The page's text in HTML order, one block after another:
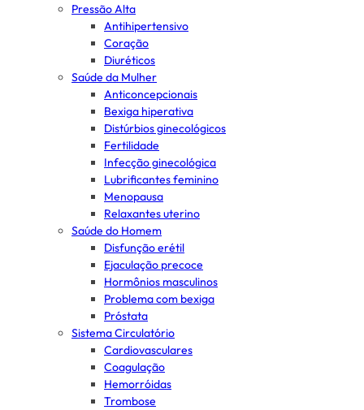
Pressão Alta
Antihipertensivo
Coração
Diuréticos
Saúde da Mulher
Anticoncepcionais
Bexiga hiperativa
Distúrbios ginecológicos
Fertilidade
Infecção ginecológica
Lubrificantes feminino
Menopausa
Relaxantes uterino
Saúde do Homem
Disfunção erétil
Ejaculação precoce
Hormônios masculinos
Problema com bexiga
Próstata
Sistema Circulatório
Cardiovasculares
Coagulação
Hemorróidas
Trombose